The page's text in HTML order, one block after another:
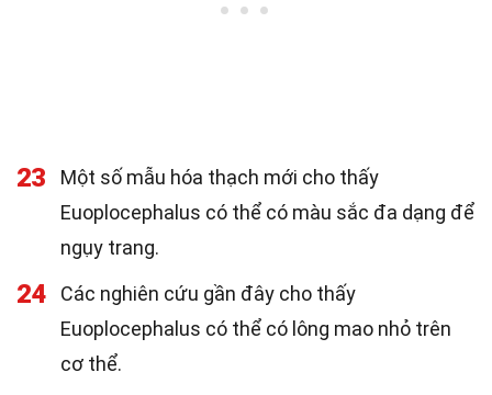
23
Một số mẫu hóa thạch mới cho thấy
Euoplocephalus có thể có màu sắc đa dạng để
ngụy trang.
24
Các nghiên cứu gần đây cho thấy
Euoplocephalus có thể có lông mao nhỏ trên
cơ thể.